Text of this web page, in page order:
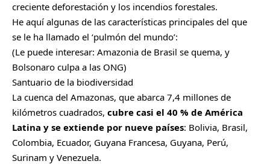
creciente deforestación y los incendios forestales.
He aquí algunas de las características principales del que
se le ha llamado el ‘pulmón del mundo’:
(Le puede interesar: Amazonia de Brasil se quema, y
Bolsonaro culpa a las ONG)
Santuario de la biodiversidad
La cuenca del Amazonas, que abarca 7,4 millones de
kilómetros cuadrados, cubre casi el 40 % de América
Latina y se extiende por nueve países: Bolivia, Brasil,
Colombia, Ecuador, Guyana Francesa, Guyana, Perú,
Surinam y Venezuela.